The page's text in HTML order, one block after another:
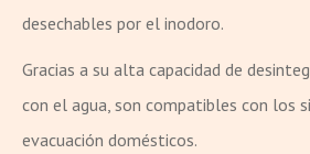
desechables por el inodoro.
Gracias a su alta capacidad de
con el agua, son compatibles con los
evacuación domésticos.